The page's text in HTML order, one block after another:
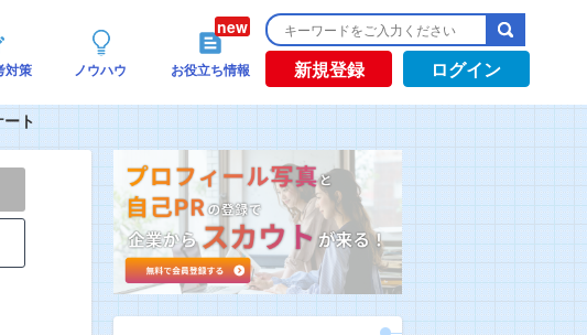
対策 ノウハウ お役立ち情報 新規登録 ログイン
ト